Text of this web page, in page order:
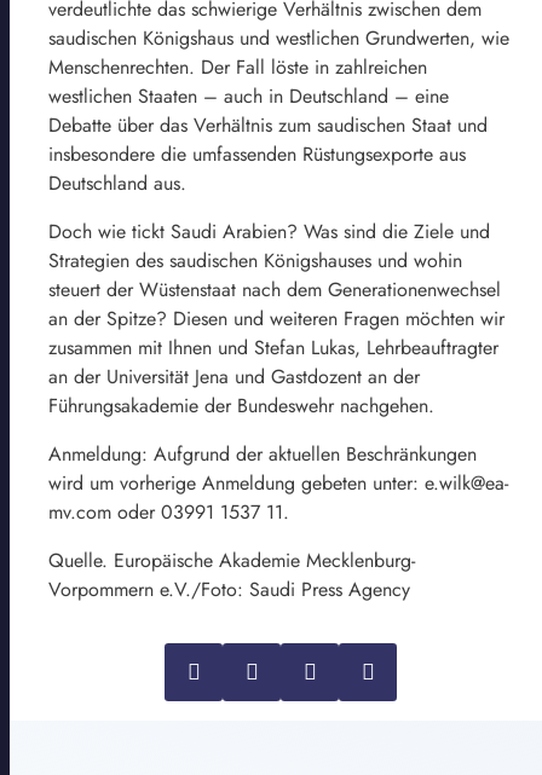
verdeutlichte das schwierige Verhältnis zwischen dem
saudischen Königshaus und westlichen Grundwerten, wie
Menschenrechten. Der Fall löste in zahlreichen
westlichen Staaten – auch in Deutschland – eine
Debatte über das Verhältnis zum saudischen Staat und
insbesondere die umfassenden Rüstungsexporte aus
Deutschland aus.
Doch wie tickt Saudi Arabien? Was sind die Ziele und
Strategien des saudischen Königshauses und wohin
steuert der Wüstenstaat nach dem Generationenwechsel
an der Spitze? Diesen und weiteren Fragen möchten wir
zusammen mit Ihnen und Stefan Lukas, Lehrbeauftragter
an der Universität Jena und Gastdozent an der
Führungsakademie der Bundeswehr nachgehen.
Anmeldung: Aufgrund der aktuellen Beschränkungen
wird um vorherige Anmeldung gebeten unter: e.wilk@ea-
mv.com oder 03991 1537 11.
Quelle. Europäische Akademie Mecklenburg-
Vorpommern e.V./Foto: Saudi Press Agency